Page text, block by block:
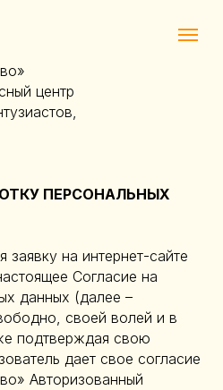
центр
ПЕРСОНАЛЬНЫХ
заявку на интернет-сайте
Согласие на
данных (далее –
своей волей и в
подтверждая свою
дает свое согласие
Авторизованный